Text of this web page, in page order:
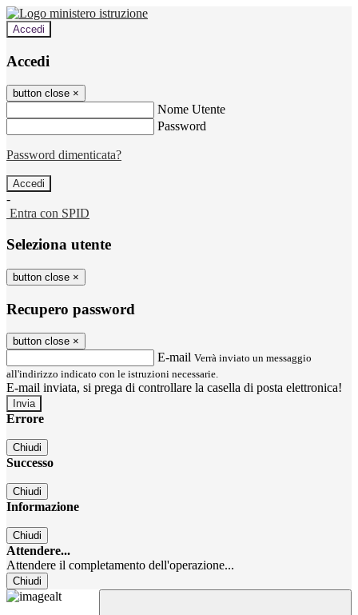
Accedi
Accedi
button close ×
Nome Utente
Password
Password dimenticata?
-
Entra con SPID
Seleziona utente
button close ×
Recupero password
button close ×
E-mail Verrà inviato un messaggio
all'indirizzo indicato con le istruzioni necessarie.
E-mail inviata, si prega di controllare la casella di posta elettronica!
Errore
Chiudi
Successo
Chiudi
Informazione
Chiudi
Attendere...
Attendere il completamento dell'operazione...
Chiudi